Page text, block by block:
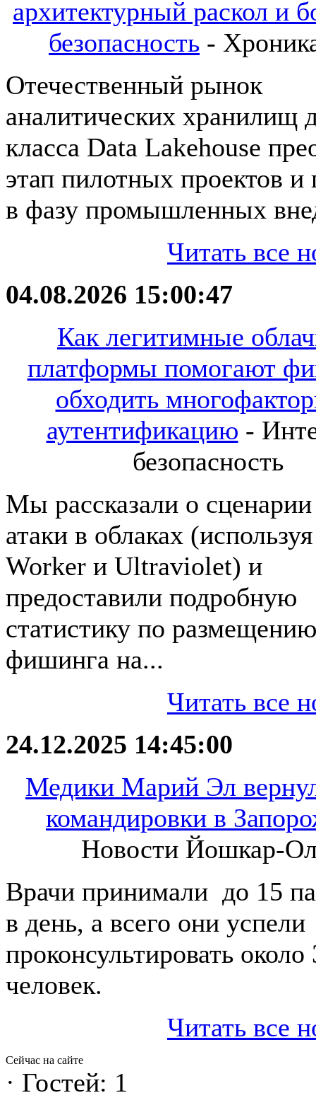
архитектурный раскол и
безопасность -
Отечественный рынок
аналитических хранилищ
класса Data Lakehouse
этап пилотных проектов и
в фазу промышленных
Читать все
04.08.2026 15:00:47
Как легитимные
платформы помогают
обходить
аутентификацию -
безопасность
Мы рассказали о
атаки в облаках
Worker и Ultraviolet) и
предоставили подробную
статистику по размещению
фишинга на...
Читать все
24.12.2025 14:45:00
Медики Марий Эл
командировки в
Новости Йошкар-
Врачи принимали до 15
в день, а всего они успели
проконсультировать около
человек.
Читать все
Сейчас на сайте
· Гостей: 1